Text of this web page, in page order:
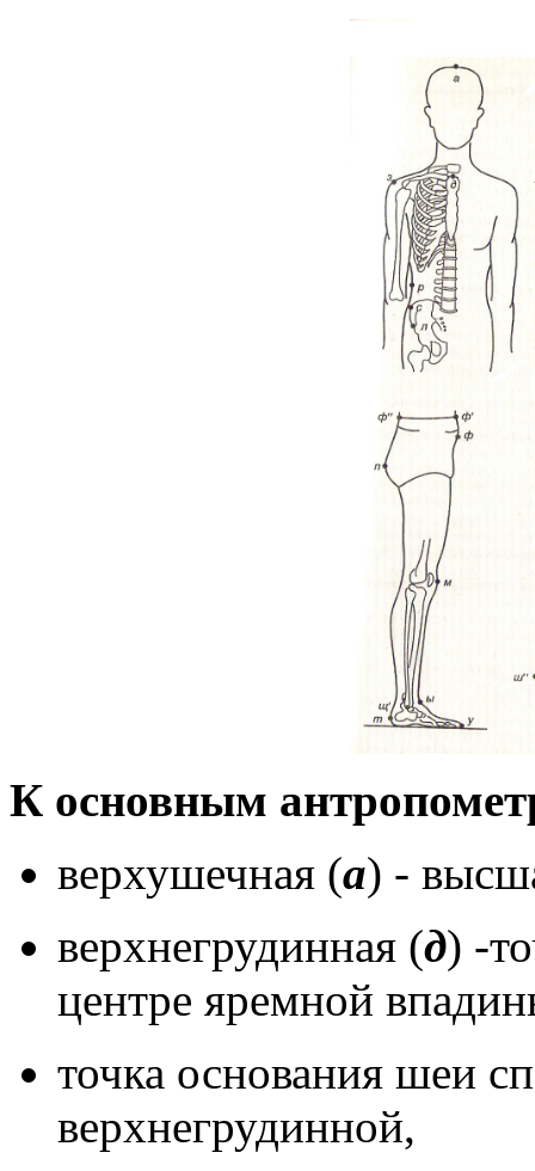
К основным
верхушечная (а) -
верхнегрудинная (д) -
центре яремной
точка основания шеи
верхнегрудинной,